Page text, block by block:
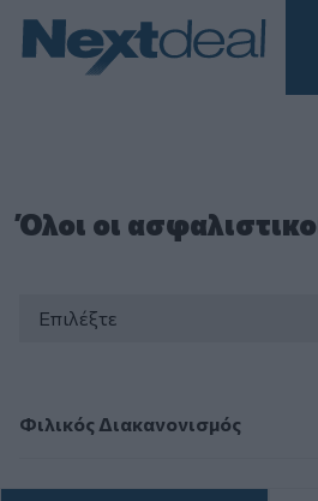
Όλοι οι
Επιλέξτε
Φιλικός Διακανονισμός
Φιλικός Διακανονισμός